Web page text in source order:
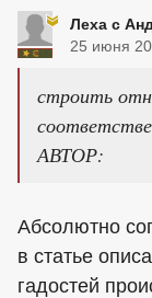
Леха с
25 июня
строить
АВТОР:
Абсолютно
в статье
гадостей